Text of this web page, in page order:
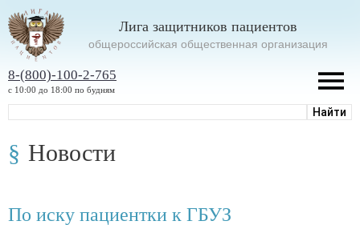
Лига защитников пациентов
oбщероссийская общественная организация
8-(800)-100-2-765
с 10:00 до 18:00 по будням
Новости
По иску пациентки к ГБУЗ